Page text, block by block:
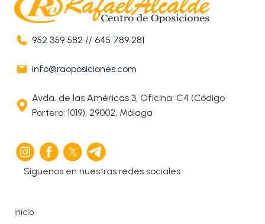
952 359 582 //645 789 281
info@raoposiciones.com
Avda. de las Américas 3, Oficina: C4 (Código
Portero: 1019), 29002, Málaga
Síguenos en nuestras redes sociales
Inicio